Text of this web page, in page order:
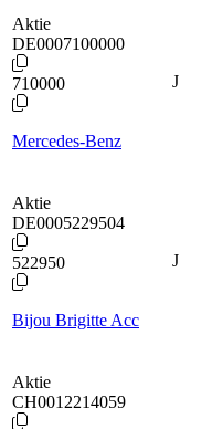
Aktie
DE0007100000
710000
Mercedes-Benz
J
Aktie
DE0005229504
522950
Bijou Brigitte Acc
J
Aktie
CH0012214059